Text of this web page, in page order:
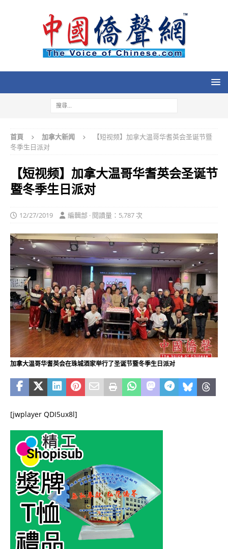
首頁 加拿大新闻
【短视频】加拿大温哥华耆英会圣诞节暨
冬季生日派对
【短视频】加拿大温哥华耆英会圣诞节
暨冬季生日派对
12/27/2019 編輯部 · 閱讀量：5,787 次
加拿大温哥华耆英会在珠城酒家举行了圣诞节暨冬季生日派对
[jwplayer QDI5ux8l]